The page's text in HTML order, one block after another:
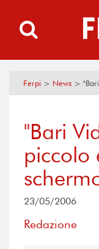
Ferpi > News >
"Bari
piccolo
23/05/2006
Redazione